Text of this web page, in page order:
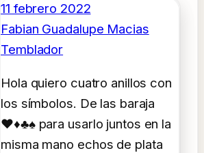
11 febrero 2022
Fabian Guadalupe Macias
Temblador
Hola quiero cuatro anillos con
los símbolos. De las baraja
♥️♦️♣️♠️ para usarlo juntos en la
misma mano echos de plata